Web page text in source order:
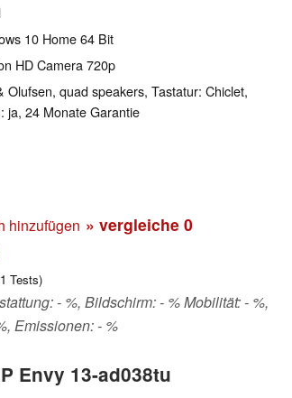
10 Home 64 Bit
HD Camera 720p
Olufsen, quad speakers, Tastatur: Chiclet,
ja, 24 Monate Garantie
hinzufügen » vergleiche 0
1 Tests)
- %, Bildschirm: - % Mobilität: - %,
Emissionen: - %
Envy 13-ad038tu